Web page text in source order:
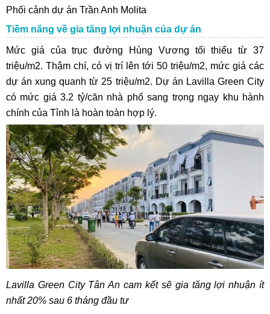
Phối cảnh dự án Trần Anh Molita
Tiềm năng về gia tăng lợi nhuận của dự án
Mức giá của trục đường Hùng Vương tối thiểu từ 37
triệu/m2. Thậm chí, có vị trí lên tới 50 triệu/m2, mức giá các
dự án xung quanh từ 25 triệu/m2. Dự án Lavilla Green City
có mức giá 3.2 tỷ/căn nhà phố sang trọng ngay khu hành
chính của Tỉnh là hoàn toàn hợp lý.
Lavilla Green City Tân An cam kết sẽ gia tăng lợi nhuận ít
nhất 20% sau 6 tháng đầu tư